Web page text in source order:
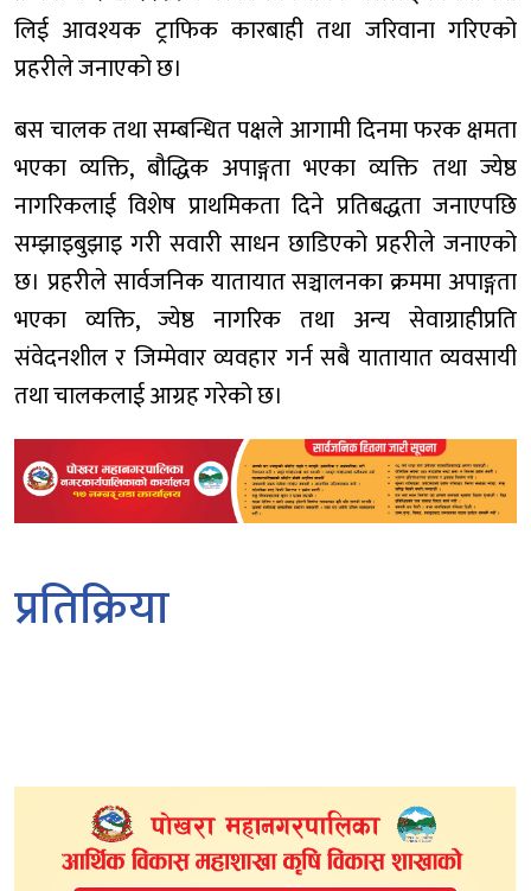
लिई आवश्यक ट्राफिक कारबाही तथा जरिवाना गरिएको
प्रहरीले जनाएको छ।
बस चालक तथा सम्बन्धित पक्षले आगामी दिनमा फरक क्षमता
भएका व्यक्ति, बौद्धिक अपाङ्गता भएका व्यक्ति तथा ज्येष्ठ
नागरिकलाई विशेष प्राथमिकता दिने प्रतिबद्धता जनाएपछि
सम्झाइबुझाइ गरी सवारी साधन छाडिएको प्रहरीले जनाएको
छ। प्रहरीले सार्वजनिक यातायात सञ्चालनका क्रममा अपाङ्गता
भएका व्यक्ति, ज्येष्ठ नागरिक तथा अन्य सेवाग्राहीप्रति
संवेदनशील र जिम्मेवार व्यवहार गर्न सबै यातायात व्यवसायी
तथा चालकलाई आग्रह गरेको छ।
प्रतिक्रिया